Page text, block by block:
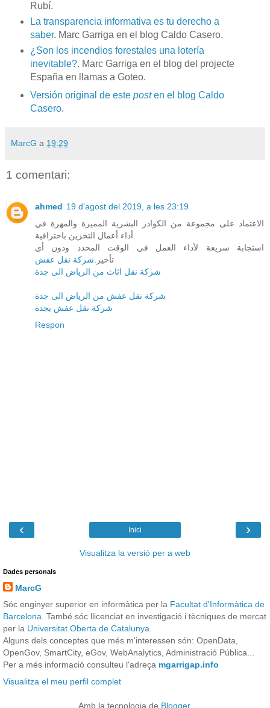
Rubí.
La transparencia informativa es tu derecho a
saber. Marc Garriga en el blog Caldo Casero.
¿Son los incendios forestales una lotería
inevitable?. Marc Garriga en el blog del projecte
España en llamas a Goteo.
Versión original de este posten el blog Caldo
Casero.
MarcG a 19:29
1 comentari:
ahmed 19 d’agost del 2019, a les 23:19
الاعتماد على مجموعة من الكوادر البشرية المميزة والمهرة في
استجابة سريعة لأداء العمل في الوقت المحدد ودون أي
تأخير. شركة نقل عفش
شركة نقل اثاث من الرياض الى جدة
شركة نقل عفش من الرياض الى جدة
شركة نقل عفش بجدة
Respon
‹ ›
Inici
Visualitza la versió per a web
Dades personals
MarcG
Sóc enginyer superior en informàtica per la Facultat d'Informàtica de
Barcelona. També sóc llicenciat en investigació i tècniques de mercat
per la Universitat Oberta de Catalunya.
Alguns dels conceptes que més m'interessen són: OpenData,
OpenGov, SmartCity, eGov, WebAnalytics, Administració Pública...
Per a més informació consulteu l'adreça mgarrigap.info
Visualitza el meu perfil complet
Amb la tecnologia de Blogger.